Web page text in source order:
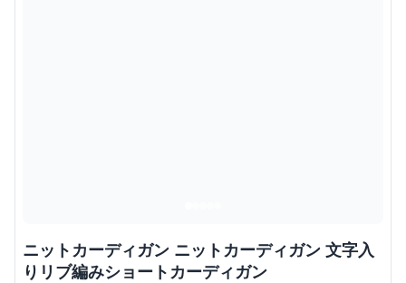
ニットカーディガン ニットカーディガン 文字入
りリブ編みショートカーディガン